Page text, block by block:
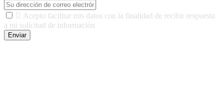
 Acepto facilitar mis datos con la finalidad de recibir respuesta
a mi solicitud de información
Enviar